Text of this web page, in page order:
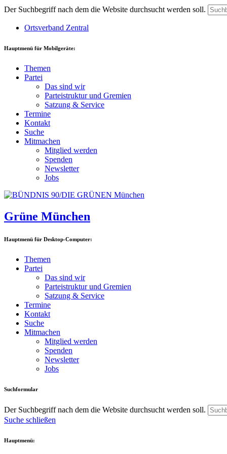
Der Suchbegriff nach dem die Website durchsucht werden soll.
Ortsverband Zentral
Hauptmenü für Mobilgeräte:
Themen
Partei
Das sind wir
Parteistruktur und Gremien
Satzung & Service
Termine
Kontakt
Suche
Mitmachen
Mitglied werden
Spenden
Newsletter
Jobs
Grüne München
Hauptmenü für Desktop-Computer:
Themen
Partei
Das sind wir
Parteistruktur und Gremien
Satzung & Service
Termine
Kontakt
Suche
Mitmachen
Mitglied werden
Spenden
Newsletter
Jobs
Suchformular
Der Suchbegriff nach dem die Website durchsucht werden soll.
Suche schließen
Hauptmenü: